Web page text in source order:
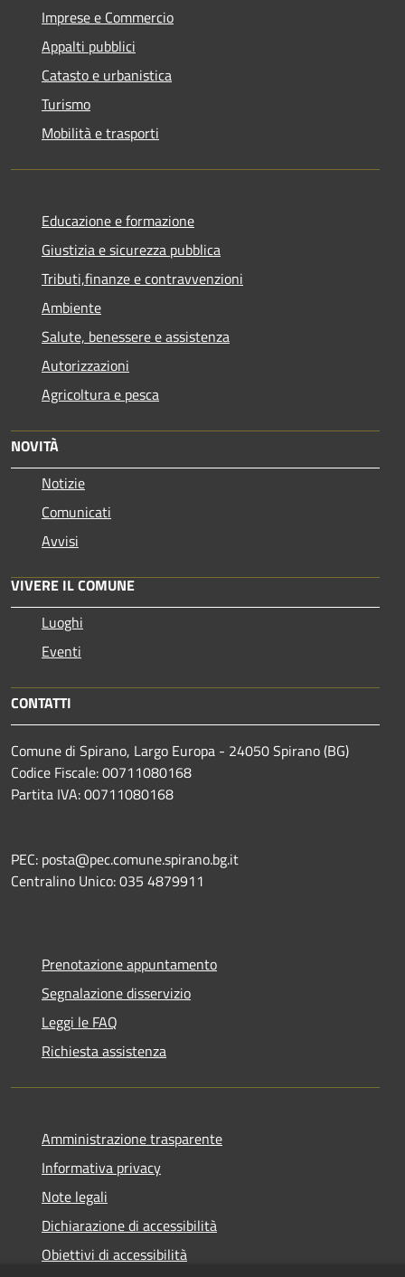
Imprese e Commercio
Appalti pubblici
Catasto e urbanistica
Turismo
Mobilità e trasporti
Educazione e formazione
Giustizia e sicurezza pubblica
Tributi,finanze e contravvenzioni
Ambiente
Salute, benessere e assistenza
Autorizzazioni
Agricoltura e pesca
NOVITÀ
Notizie
Comunicati
Avvisi
VIVERE IL COMUNE
Luoghi
Eventi
CONTATTI
Comune di Spirano, Largo Europa - 24050 Spirano (BG)
Codice Fiscale: 00711080168
Partita IVA: 00711080168
PEC: posta@pec.comune.spirano.bg.it
Centralino Unico: 035 4879911
Prenotazione appuntamento
Segnalazione disservizio
Leggi le FAQ
Richiesta assistenza
Amministrazione trasparente
Informativa privacy
Note legali
Dichiarazione di accessibilità
Obiettivi di accessibilità